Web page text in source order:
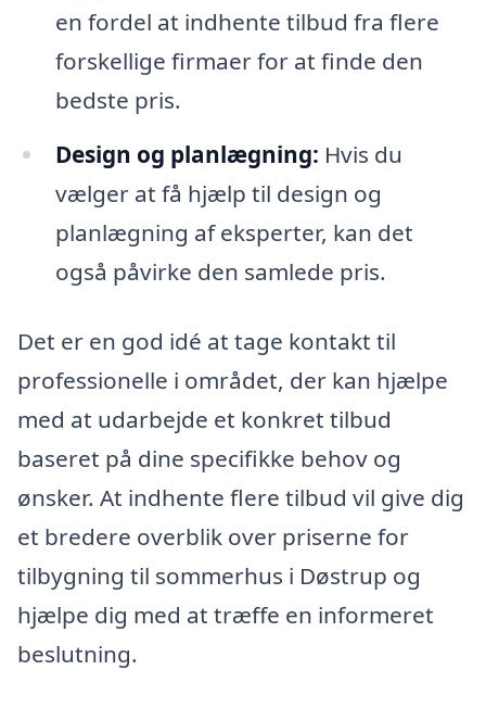
en fordel at indhente tilbud fra flere
forskellige firmaer for at finde den
bedste pris.
Design og planlægning: Hvis du
vælger at få hjælp til design og
planlægning af eksperter, kan det
også påvirke den samlede pris.
Det er en god idé at tage kontakt til
professionelle i området, der kan hjælpe
med at udarbejde et konkret tilbud
baseret på dine specifikke behov og
ønsker. At indhente flere tilbud vil give dig
et bredere overblik over priserne for
tilbygning til sommerhus i Døstrup og
hjælpe dig med at træffe en informeret
beslutning.